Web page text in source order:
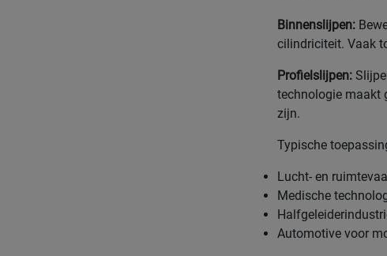
Binnenslijpen:
cilindriciteit. Vaak
Profielslijpen:
technologie maakt
zijn.
Typische
Lucht- en
Medische
Automotive voor